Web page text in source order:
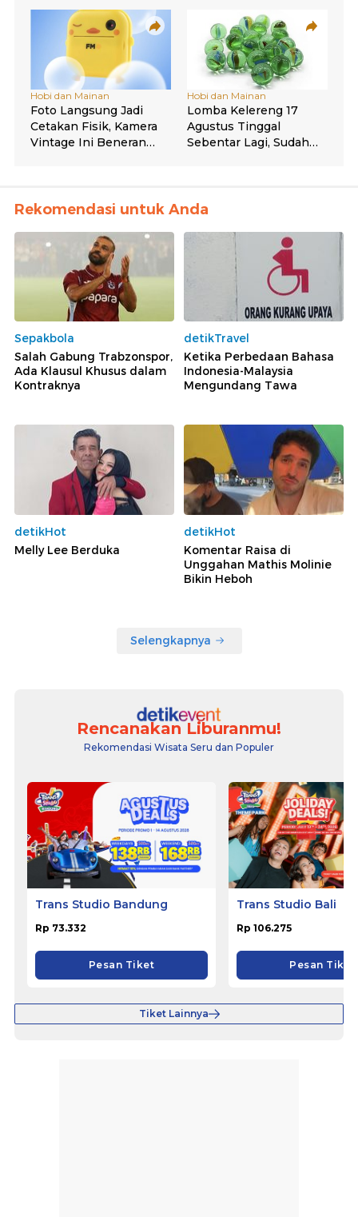
Rekomendasi untuk Anda
Sepakbola
Salah Gabung Trabzonspor,
Ada Klausul Khusus dalam
Kontraknya
detikTravel
Ketika Perbedaan Bahasa
Indonesia-Malaysia
Mengundang Tawa
detikHot
Melly Lee Berduka
detikHot
Komentar Raisa di
Unggahan Mathis Molinie
Bikin Heboh
Selengkapnya
Rencanakan Liburanmu!
Rekomendasi Wisata Seru dan Populer
Trans Studio Bandung
Rp 73.332
Pesan Tiket
Trans Studio Bali
Rp 106.275
Pesan Tiket
Tiket Lainnya